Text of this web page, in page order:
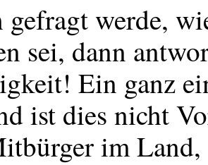
gefragt werde,
sei, dann
Ein ganz
ist dies nicht
im Land,